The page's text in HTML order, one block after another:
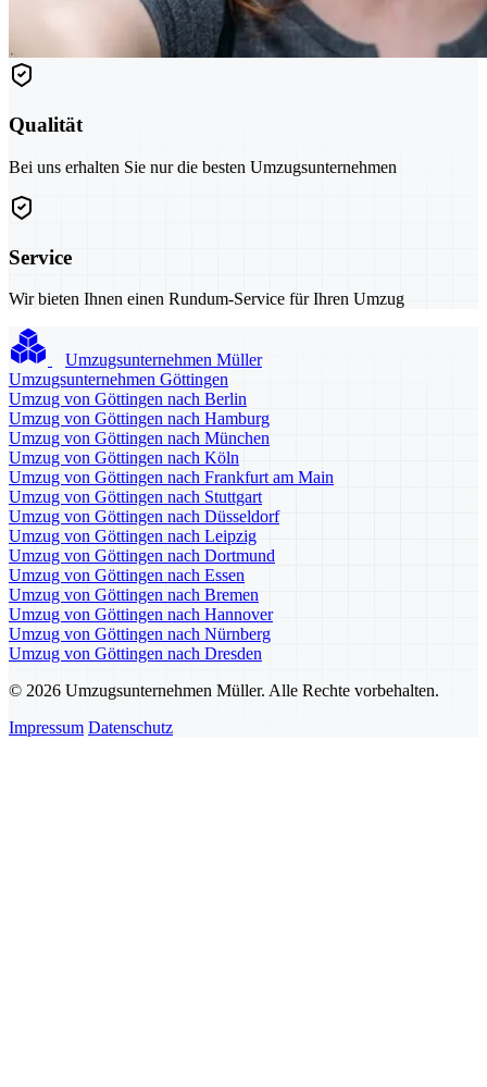
Qualität
Bei uns erhalten Sie nur die besten Umzugsunternehmen
Service
Wir bieten Ihnen einen Rundum-Service für Ihren Umzug
Umzugsunternehmen Müller
Umzugsunternehmen Göttingen
Umzug von Göttingen nach Berlin
Umzug von Göttingen nach Hamburg
Umzug von Göttingen nach München
Umzug von Göttingen nach Köln
Umzug von Göttingen nach Frankfurt am Main
Umzug von Göttingen nach Stuttgart
Umzug von Göttingen nach Düsseldorf
Umzug von Göttingen nach Leipzig
Umzug von Göttingen nach Dortmund
Umzug von Göttingen nach Essen
Umzug von Göttingen nach Bremen
Umzug von Göttingen nach Hannover
Umzug von Göttingen nach Nürnberg
Umzug von Göttingen nach Dresden
© 2026 Umzugsunternehmen Müller. Alle Rechte vorbehalten.
Impressum Datenschutz